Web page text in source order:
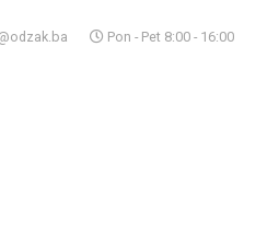
Pon - Pet 8:00 - 16:00